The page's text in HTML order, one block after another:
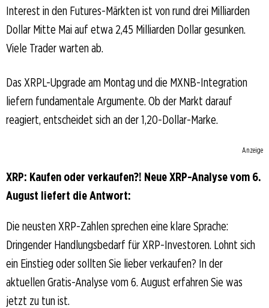
Interest in den Futures-Märkten ist von rund drei Milliarden
Dollar Mitte Mai auf etwa 2,45 Milliarden Dollar gesunken.
Viele Trader warten ab.
Das XRPL-Upgrade am Montag und die MXNB-Integration
liefern fundamentale Argumente. Ob der Markt darauf
reagiert, entscheidet sich an der 1,20-Dollar-Marke.
Anzeige
XRP: Kaufen oder verkaufen?! Neue XRP-Analyse vom 6.
August liefert die Antwort:
Die neusten XRP-Zahlen sprechen eine klare Sprache:
Dringender Handlungsbedarf für XRP-Investoren. Lohnt sich
ein Einstieg oder sollten Sie lieber verkaufen? In der
aktuellen Gratis-Analyse vom 6. August erfahren Sie was
jetzt zu tun ist.